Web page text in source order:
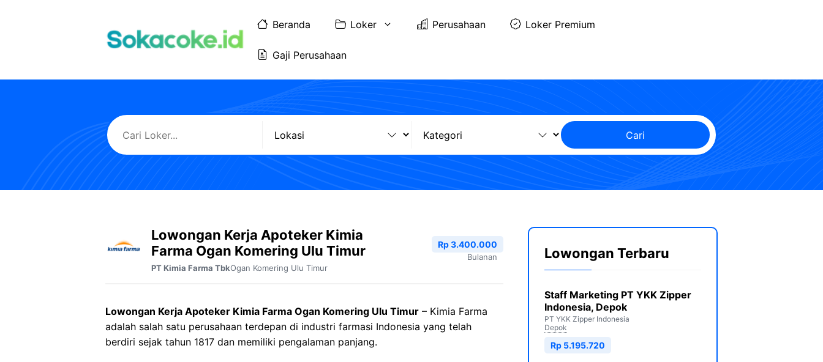
Beranda Loker Perusahaan Loker Premium
Gaji Perusahaan
Cari
Lowongan Kerja Apoteker Kimia
Farma Ogan Komering Ulu Timur
PT Kimia Farma TbkOgan Komering Ulu Timur
Rp 3.400.000
Bulanan
Lowongan Kerja Apoteker Kimia Farma Ogan Komering Ulu Timur – Kimia Farma
adalah salah satu perusahaan terdepan di industri farmasi Indonesia yang telah
berdiri sejak tahun 1817 dan memiliki pengalaman panjang.
Lowongan Terbaru
Staff Marketing PT YKK Zipper
Indonesia, Depok
PT YKK Zipper Indonesia
Depok
Rp 5.195.720